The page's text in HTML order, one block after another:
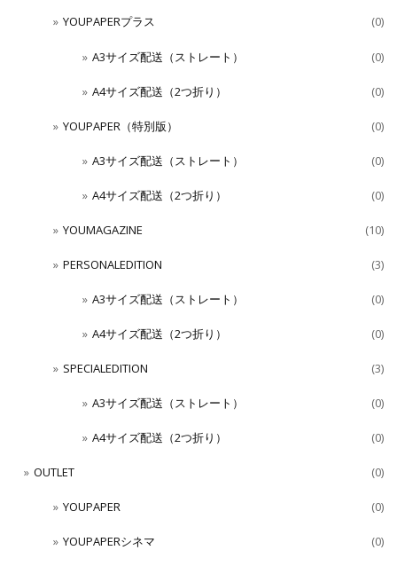
YOUPAPERプラス (0)
A3サイズ配送（ストレート） (0)
A4サイズ配送（2つ折り） (0)
YOUPAPER（特別版） (0)
A3サイズ配送（ストレート） (0)
A4サイズ配送（2つ折り） (0)
YOUMAGAZINE (10)
PERSONALEDITION (3)
A3サイズ配送（ストレート） (0)
A4サイズ配送（2つ折り） (0)
SPECIALEDITION (3)
A3サイズ配送（ストレート） (0)
A4サイズ配送（2つ折り） (0)
OUTLET (0)
YOUPAPER (0)
YOUPAPERシネマ (0)